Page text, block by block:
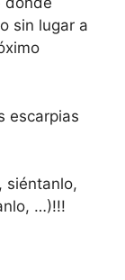
sin lugar a
escarpias
siéntanlo,
…)!!!